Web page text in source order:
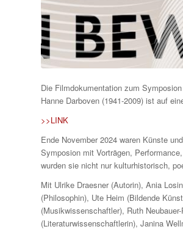
Die Filmdokumentation zum
Hanne Darboven (1941-2009) ist auf
>>LINK
Ende November 2024 waren Künste
Symposion mit Vorträgen,
wurden sie nicht nur kulturhistorisch,
Mit Ulrike Draesner (Autorin), Ania
(Philosophin), Ute Heim (Bildende
(Musikwissenschaftler), Ruth
(Literaturwissenschaftlerin), Janina